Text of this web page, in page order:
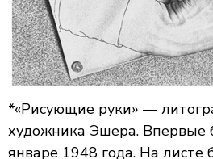
*«Рисующие руки» —
художника Эшера. Впервые
январе 1948 года. На листе